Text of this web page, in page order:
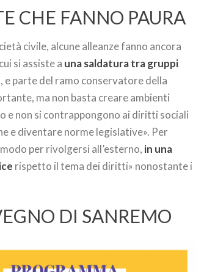
CHE FANNO PAURA
civile, alcune alleanze fanno ancora
si assiste a una saldatura tra gruppi
, e parte del ramo conservatore della
ma non basta creare ambienti
e non si contrappongono ai diritti sociali
e diventare norme legislative». Per
per rivolgersi all’esterno, in una
rispetto il tema dei diritti» nonostante i
DI SANREMO